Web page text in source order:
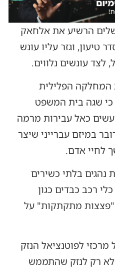
הרשיע את אלחאק
טיעון, וגזר עליו עונש
המחלקה הפלילית
כי שגה בית המשפט
כאל עבירות מרמה
במיזם עברייני שיצר
לחיי אדם.
נהגים בלתי כשירים
רכב כבדים כגון
מתקתקות" על
לפוטנציאל הנזק
רק לנזק שהתממש